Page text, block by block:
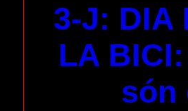
3-J: DIA
LA
són